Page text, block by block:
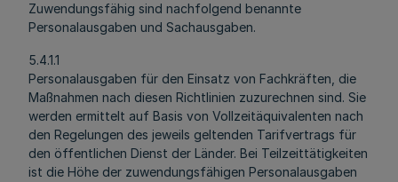
Zuwendungsfähig sind nachfolgend benannte
Personalausgaben und Sachausgaben.
5.4.1.1
Personalausgaben für den Einsatz von Fachkräften, die
Maßnahmen nach diesen Richtlinien zuzurechnen sind. Sie
werden ermittelt auf Basis von Vollzeitäquivalenten nach
den Regelungen des jeweils geltenden Tarifvertrags für
den öffentlichen Dienst der Länder. Bei Teilzeittätigkeiten
ist die Höhe der zuwendungsfähigen Personalausgaben